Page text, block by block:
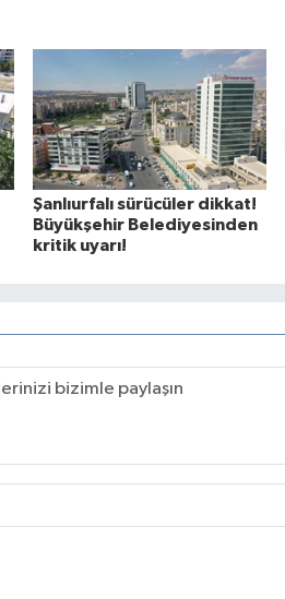
Şanlıurfalı sürücüler dikkat!
Büyükşehir Belediyesinden
kritik uyarı!